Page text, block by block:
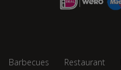
Barbecues Restaurant